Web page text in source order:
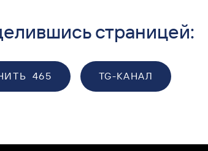
страницей:
465 TG-КАНАЛ